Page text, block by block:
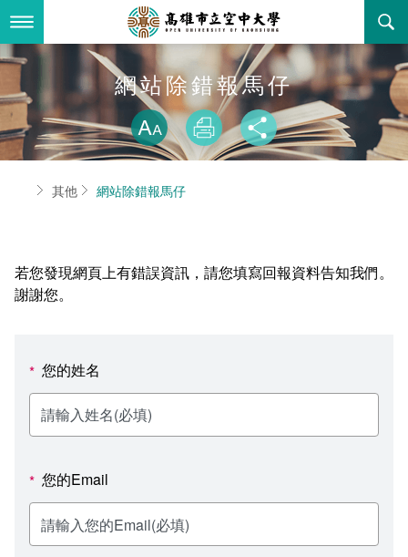
到
要
內最新消息
全部公告
教務公告
學系公告
活動研習
歷史訊息
新聞媒體專區
校園行事曆
報名系統
關於本校
空大簡介
立案證明
空大有利的學習條件
環境設備
本校位置
資訊圖像化專區
活動花絮
影音資訊
行政單位
行政單位簡介
校長室
教務處課務組
學習指導中心
輔導處
研發處
學術單位
通識教育中心
法律學系
大眾傳播學系
外國語文學系
文化藝術學系
其他好站
資訊相關法規
校務資訊
新生報名
在學資訊
校務系統
課程大綱
網路選課
校內系統
資訊服務線上報修系統
消耗品申請
問卷調查
法令規章
網站除錯報馬仔
略過字型切
放大
列印 分享
首頁其他 網站除錯報馬仔
若您發現網頁上有錯誤資訊，請您填寫回報資料告知我們。
謝謝您。
* 您的姓名
* 您的Email